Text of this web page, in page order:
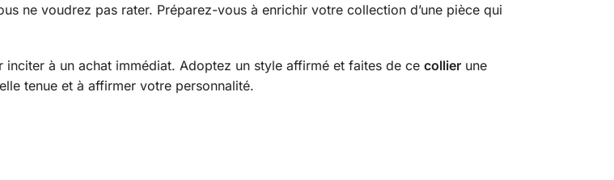
ne voudrez pas rater. Préparez-vous à enrichir votre collection d’une pièce qui
à un achat immédiat. Adoptez un style affirmé et faites de ce collierune
tenue et à affirmer votre personnalité.